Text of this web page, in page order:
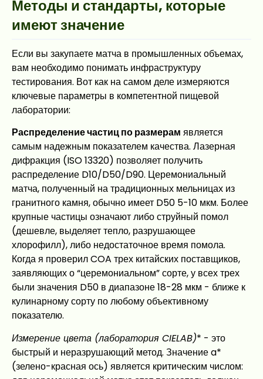
Методы и стандарты, которые
имеют значение
Если вы закупаете матча в промышленных объемах,
вам необходимо понимать инфраструктуру
тестирования. Вот как на самом деле измеряются
ключевые параметры в компетентной пищевой
лаборатории:
Распределение частиц по размерам является
самым надежным показателем качества. Лазерная
дифракция (ISO 13320) позволяет получить
распределение D10/D50/D90. Церемониальный
матча, полученный на традиционных мельницах из
гранитного камня, обычно имеет D50 5-10 мкм. Более
крупные частицы означают либо струйный помол
(дешевле, выделяет тепло, разрушающее
хлорофилл), либо недостаточное время помола.
Когда я проверил COA трех китайских поставщиков,
заявляющих о “церемониальном” сорте, у всех трех
были значения D50 в диапазоне 18-28 мкм - ближе к
кулинарному сорту по любому объективному
показателю.
Измерение цвета (лаборатория CIELAB)* - это
быстрый и неразрушающий метод. Значение a*
(зелено-красная ось) является критическим числом: